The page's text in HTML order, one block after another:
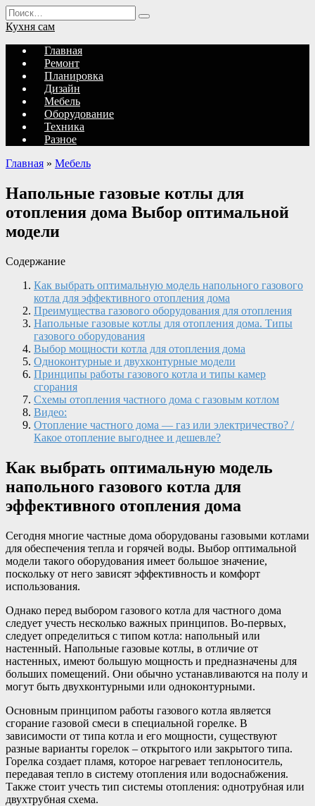
Перейти
к
содержанию
Search
for:
Кухня сам
Главная
Ремонт
Планировка
Дизайн
Мебель
Оборудование
Техника
Разное
Главная » Мебель
Напольные газовые котлы для
отопления дома Выбор оптимальной
модели
Содержание
Как выбрать оптимальную модель напольного газового
котла для эффективного отопления дома
Преимущества газового оборудования для отопления
Напольные газовые котлы для отопления дома. Типы
газового оборудования
Выбор мощности котла для отопления дома
Одноконтурные и двухконтурные модели
Принципы работы газового котла и типы камер
сгорания
Схемы отопления частного дома с газовым котлом
Видео:
Отопление частного дома — газ или электричество? /
Какое отопление выгоднее и дешевле?
Как выбрать оптимальную модель
напольного газового котла для
эффективного отопления дома
Сегодня многие частные дома оборудованы газовыми котлами
для обеспечения тепла и горячей воды. Выбор оптимальной
модели такого оборудования имеет большое значение,
поскольку от него зависят эффективность и комфорт
использования.
Однако перед выбором газового котла для частного дома
следует учесть несколько важных принципов. Во-первых,
следует определиться с типом котла: напольный или
настенный. Напольные газовые котлы, в отличие от
настенных, имеют большую мощность и предназначены для
больших помещений. Они обычно устанавливаются на полу и
могут быть двухконтурными или одноконтурными.
Основным принципом работы газового котла является
сгорание газовой смеси в специальной горелке. В
зависимости от типа котла и его мощности, существуют
разные варианты горелок – открытого или закрытого типа.
Горелка создает пламя, которое нагревает теплоноситель,
передавая тепло в систему отопления или водоснабжения.
Также стоит учесть тип системы отопления: однотрубная или
двухтрубная схема.